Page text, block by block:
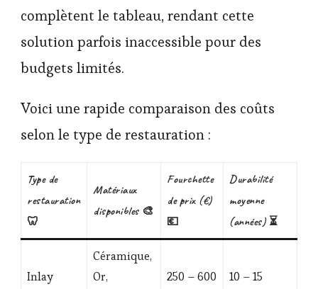
complètent le tableau, rendant cette
solution parfois inaccessible pour des
budgets limités.
Voici une rapide comparaison des coûts
selon le type de restauration :
Type de
restauration
🦷
Matériaux
disponibles 🎨
Fourchette
de prix (€)
💶
Durabilité
moyenne
(années) ⏳
Inlay
Céramique,
Or,
250 – 600 10 – 15